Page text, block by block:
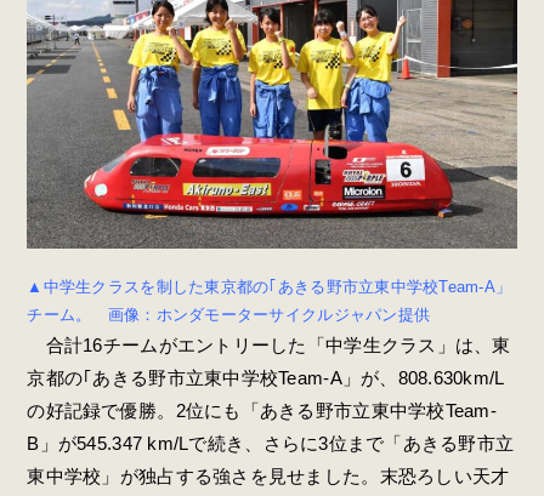
▲中学生クラスを制した東京都の｢あきる野市立東中学校Team-A」
チーム。 画像：ホンダモーターサイクルジャパン提供
合計16チームがエントリーした「中学生クラス」は、東
京都の｢あきる野市立東中学校Team-A」が、808.630km/L
の好記録で優勝。2位にも「あきる野市立東中学校Team-
B」が545.347 km/Lで続き、さらに3位まで「あきる野市立
東中学校」が独占する強さを見せました。末恐ろしい天才